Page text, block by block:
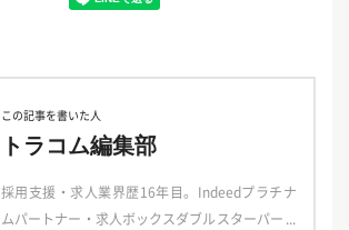
この記事を書いた人
トラコム編集部
採用支援・求人業界歴16年目。Indeedプラチナ
ムパートナー・求人ボックスダブルスターパート